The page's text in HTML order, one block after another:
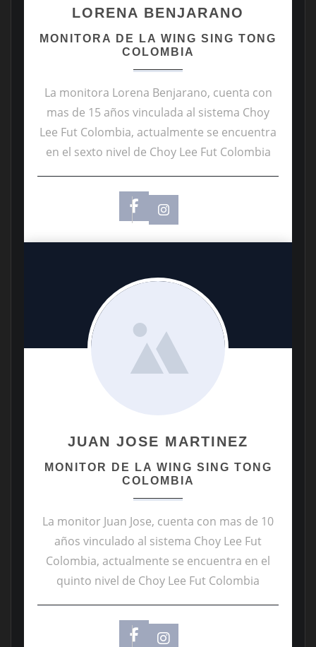
LORENA BENJARANO
MONITORA DE LA WING SING TONG
COLOMBIA
La monitora Lorena Benjarano, cuenta con
mas de 15 años vinculada al sistema Choy
Lee Fut Colombia, actualmente se encuentra
en el sexto nivel de Choy Lee Fut Colombia
JUAN JOSE MARTINEZ
MONITOR DE LA WING SING TONG
COLOMBIA
La monitor Juan Jose, cuenta con mas de 10
años vinculado al sistema Choy Lee Fut
Colombia, actualmente se encuentra en el
quinto nivel de Choy Lee Fut Colombia